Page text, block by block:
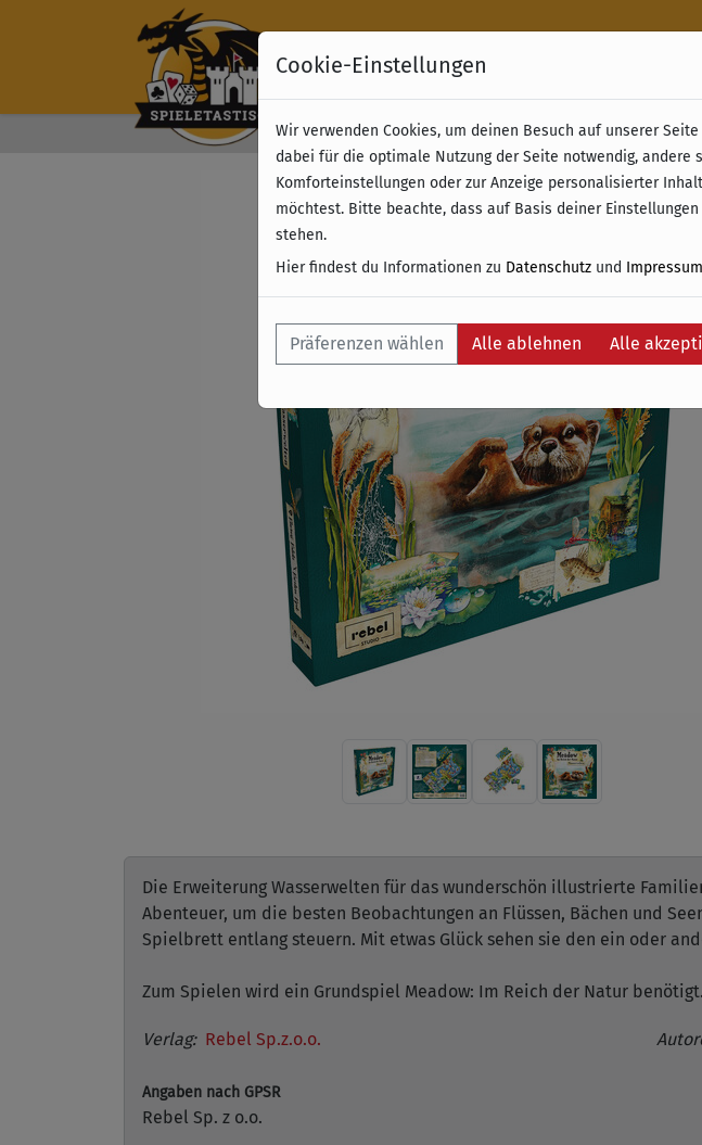
Kostenloser Versand & Retoure ab 49 € (innerhalb
Die Erweiterung Wasserwelten für das wunderschön illustrierte
Abenteuer, um die besten Beobachtungen an Flüssen, Bächen und
Spielbrett entlang steuern. Mit etwas Glück sehen sie den ein oder
Zum Spielen wird ein Grundspiel Meadow: Im Reich der Natur benötigt.
Verlag: Rebel Sp.z.o.o.
Angaben nach GPSR
Rebel Sp. z o.o.
Cookie-Einstellungen
Wir verwenden Cookies, um deinen Besuch auf unserer
dabei für die optimale Nutzung der Seite notwendig,
Komforteinstellungen oder zur Anzeige personalisierter
möchtest. Bitte beachte, dass auf Basis deiner
stehen.
Hier findest du Informationen zu Datenschutz und Impressum
Präferenzen wählen Alle ablehnen Alle